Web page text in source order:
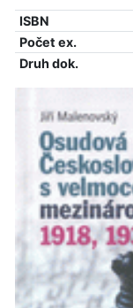
ISBN
Počet ex.
Druh dok.